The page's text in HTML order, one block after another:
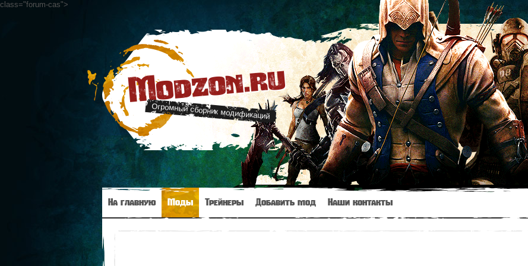
class="forum-cas">
Modzon.ru
Огромный сборник модификаций
На главную Моды Трейнеры Добавить мод Наши контакты